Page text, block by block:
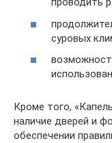
суровых
Кроме того,
наличие дверей и
обеспечении